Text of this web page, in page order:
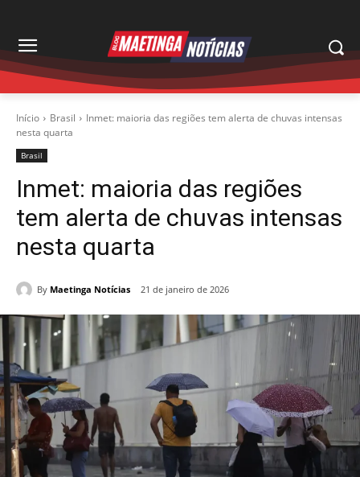
Início Brasil
Inmet: maioria das regiões tem alerta de chuvas intensas
nesta quarta
Brasil
Inmet: maioria das regiões
tem alerta de chuvas intensas
nesta quarta
By Maetinga Notícias 21 de janeiro de 2026